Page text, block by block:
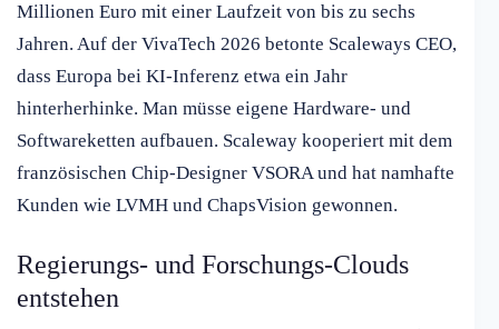
Millionen Euro mit einer Laufzeit von bis zu sechs
Jahren. Auf der VivaTech 2026 betonte Scaleways CEO,
dass Europa bei KI-Inferenz etwa ein Jahr
hinterherhinke. Man müsse eigene Hardware- und
Softwareketten aufbauen. Scaleway kooperiert mit dem
französischen Chip-Designer VSORA und hat namhafte
Kunden wie LVMH und ChapsVision gewonnen.
Regierungs- und Forschungs-Clouds
entstehen